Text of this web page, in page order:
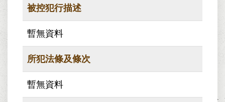
被控犯行描述
暫無資料
所犯法條及條次
暫無資料